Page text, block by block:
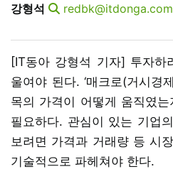
강형석 redbk@itdonga.com
[IT동아 강형석 기자] 투자하
울여야 된다. ‘매크로(거시경
목의 가격이 어떻게 움직였는
필요하다. 관심이 있는 기업
보려면 가격과 거래량 등 시
기술적으로 파헤쳐야 한다.